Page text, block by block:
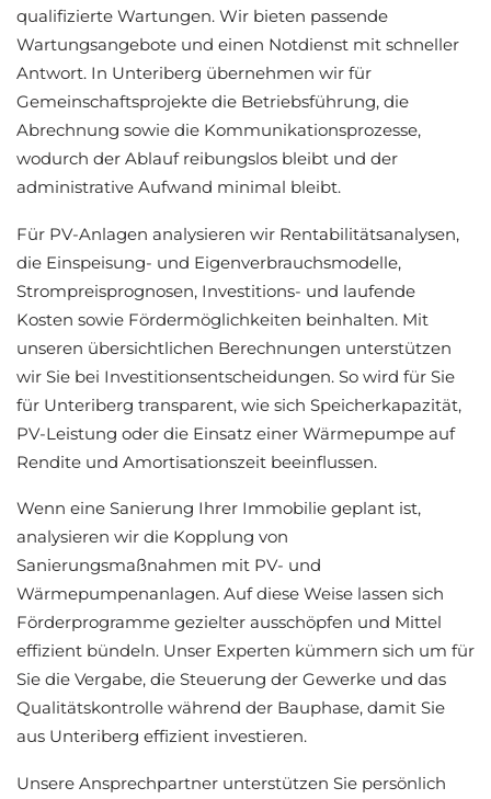
qualifizierte Wartungen. Wir bieten passende
Wartungsangebote und einen Notdienst mit schneller
Antwort. In Unteriberg übernehmen wir für
Gemeinschaftsprojekte die Betriebsführung, die
Abrechnung sowie die Kommunikationsprozesse,
wodurch der Ablauf reibungslos bleibt und der
administrative Aufwand minimal bleibt.
Für PV-Anlagen analysieren wir Rentabilitätsanalysen,
die Einspeisung- und Eigenverbrauchsmodelle,
Strompreisprognosen, Investitions- und laufende
Kosten sowie Fördermöglichkeiten beinhalten. Mit
unseren übersichtlichen Berechnungen unterstützen
wir Sie bei Investitionsentscheidungen. So wird für Sie
für Unteriberg transparent, wie sich Speicherkapazität,
PV-Leistung oder die Einsatz einer Wärmepumpe auf
Rendite und Amortisationszeit beeinflussen.
Wenn eine Sanierung Ihrer Immobilie geplant ist,
analysieren wir die Kopplung von
Sanierungsmaßnahmen mit PV- und
Wärmepumpenanlagen. Auf diese Weise lassen sich
Förderprogramme gezielter ausschöpfen und Mittel
effizient bündeln. Unser Experten kümmern sich um für
Sie die Vergabe, die Steuerung der Gewerke und das
Qualitätskontrolle während der Bauphase, damit Sie
aus Unteriberg effizient investieren.
Unsere Ansprechpartner unterstützen Sie persönlich